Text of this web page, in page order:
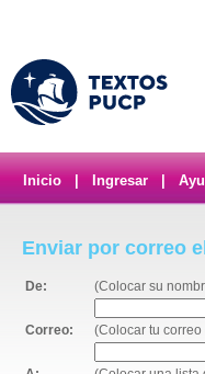
Inicio Ingresar
Enviar por correo
De: (Colocar su
Correo: (Colocar tu